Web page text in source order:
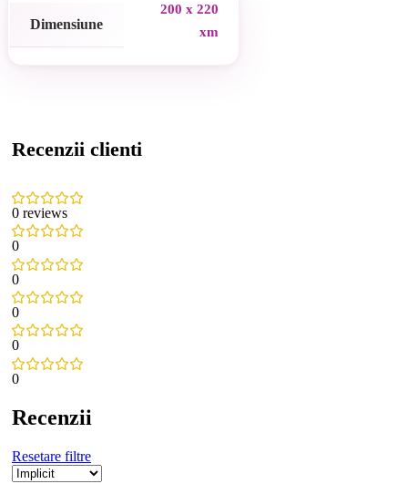
Dimensiune
200 x 220
xm
Recenzii clienti
0 reviews
0
0
0
0
0
Recenzii
Resetare filtre